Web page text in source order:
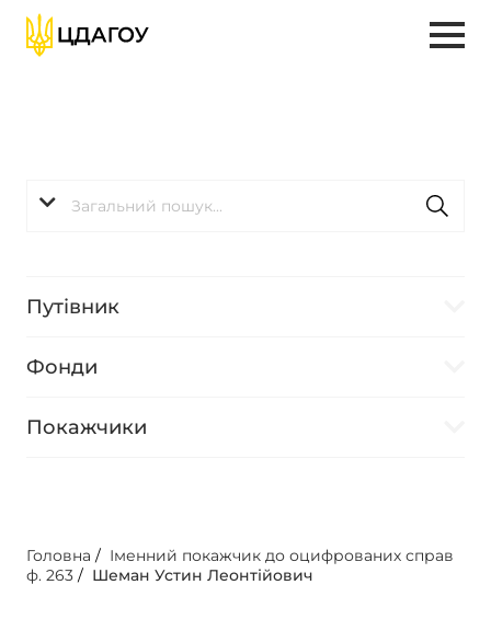
Путівник
Фонди
Покажчики
Головна / Іменний покажчик до оцифрованих справ
ф. 263 / Шеман Устин Леонтійович